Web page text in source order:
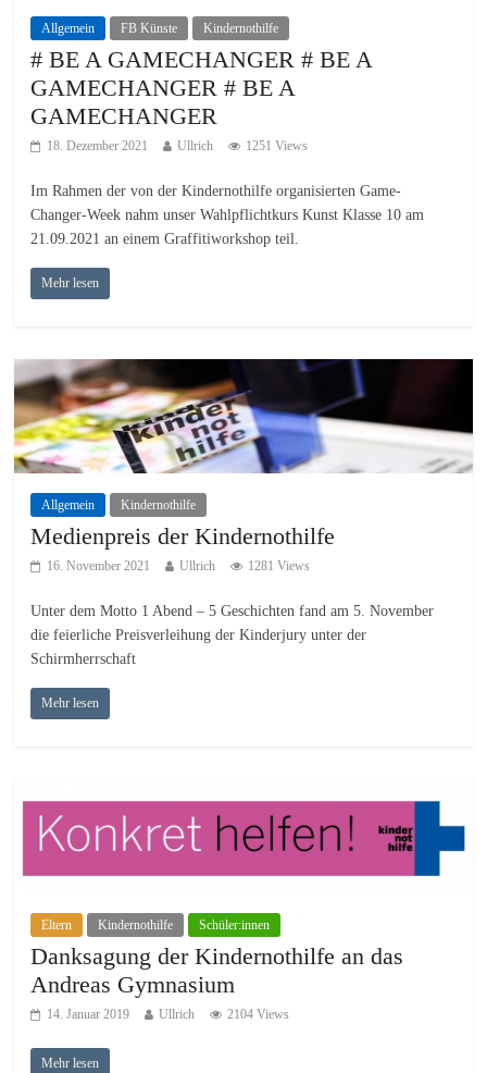
Allgemein FB Künste Kindernothilfe
# BE A GAMECHANGER # BE A
GAMECHANGER # BE A
GAMECHANGER
18. Dezember 2021 Ullrich 1251 Views
Im Rahmen der von der Kindernothilfe organisierten Game-
Changer-Week nahm unser Wahlpflichtkurs Kunst Klasse 10 am
21.09.2021 an einem Graffitiworkshop teil.
Mehr lesen
Allgemein Kindernothilfe
Medienpreis der Kindernothilfe
16. November 2021 Ullrich 1281 Views
Unter dem Motto 1 Abend – 5 Geschichten fand am 5. November
die feierliche Preisverleihung der Kinderjury unter der
Schirmherrschaft
Mehr lesen
Eltern Kindernothilfe Schüler:innen
Danksagung der Kindernothilfe an das
Andreas Gymnasium
14. Januar 2019 Ullrich 2104 Views
Mehr lesen